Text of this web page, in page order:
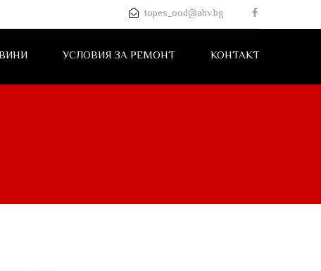
topes_ood@abv.bg
УСЛОВИЯ ЗА РЕМОНТ КОНТАКТ